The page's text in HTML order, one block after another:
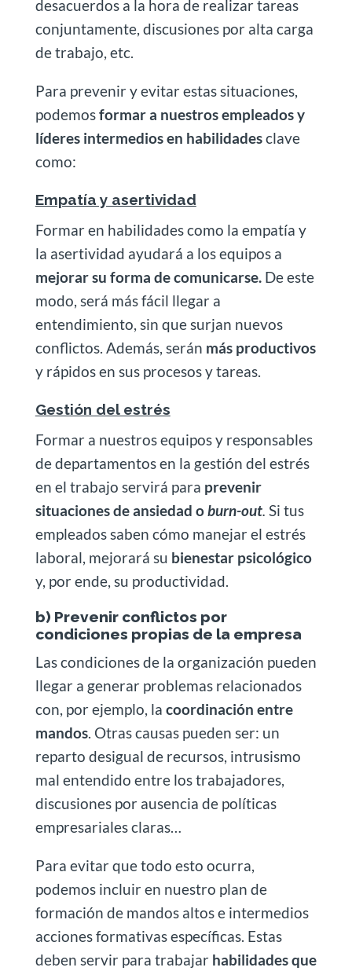
desacuerdos a la hora de realizar tareas
conjuntamente, discusiones por alta carga
de trabajo, etc.
Para prevenir y evitar estas situaciones,
podemosformar a nuestros empleados y
líderes intermedios en habilidadesclave
como:
Empatía y asertividad
Formar en habilidades como la empatía y
la asertividad ayudará a los equipos a
mejorar su forma de comunicarse. De este
modo, será más fácil llegar a
entendimiento, sin que surjan nuevos
conflictos. Además, serán más productivos
y rápidos en sus procesos y tareas.
Gestión del estrés
Formar a nuestros equipos y responsables
de departamentos en la gestión del estrés
en el trabajo servirá para prevenir
situaciones de ansiedad oburn-out. Si tus
empleados saben cómo manejar el estrés
laboral, mejorará su bienestar psicológico
y, por ende, su productividad.
b) Prevenir conflictos por
condiciones propias de la empresa
Las condiciones de la organización pueden
llegar a generar problemas relacionados
con, por ejemplo, la coordinación entre
mandos. Otras causas pueden ser: un
reparto desigual de recursos, intrusismo
mal entendido entre los trabajadores,
discusiones por ausencia de políticas
empresariales claras…
Para evitar que todo esto ocurra,
podemos incluir en nuestro plan de
formación de mandos altos e intermedios
acciones formativas específicas. Estas
deben servir para trabajar habilidades que